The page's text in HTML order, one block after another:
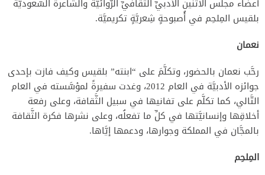
أعضاء مجلس الاثنين الأدبيِّ الثَّقافيِّ الرِّوائيَّةَ والشَّاعرةَ السّعوديَّة
بلقيس المِلحِم في أُصبوحةٍ شِعريَّةٍ تكريميَّة.
نعمان
رحَّب نعمان بالحضور، وتكلَّمَ على “ابنته” بلقيس وكيف فازت بإحدى
جوائزه الأدبيَّة في العام 2012، وغدت سفيرةً لمؤسَّسته في العام
التَّالي، كما تكلَّم على تفانيها في سبيل الثَّقافة، وعلى رفعة
أخلاقِها وإنسانيَّتها في كلِّ ما تفعلُه، وعلى نشرها فكرة الثَّقافة
بالمجَّان في المملكة وجوارها، ودعمها إيَّاها.
المِلحِم